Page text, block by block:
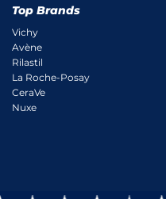
Top Brands
Vichy
Avène
Rilastil
La Roche-Posay
CeraVe
Nuxe